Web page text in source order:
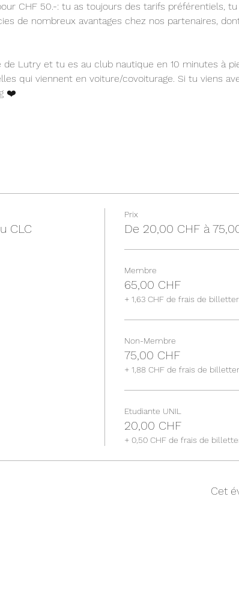
CHF 50.-: tu as toujours des tarifs préférentiels,
de nombreux avantages chez nos partenaires, dont
de Lutry et tu es au club nautique en 10 minutes à
qui viennent en voiture/covoiturage. Si tu viens
❤️
CLC
Prix
De 20,00 CHF à
Membre
65,00 CHF
+ 1,63 CHF de frais de
Non-Membre
75,00 CHF
+ 1,88 CHF de frais de
Etudiante UNIL
20,00 CHF
+ 0,50 CHF de frais de
Cet